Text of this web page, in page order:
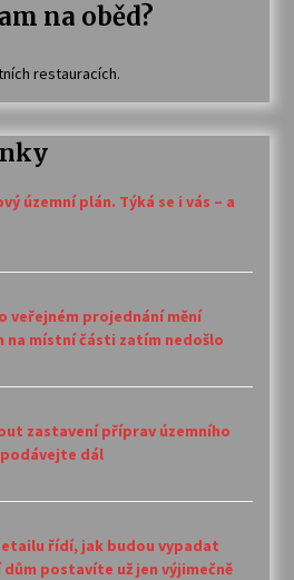
na oběd?
restauracích.
územní plán. Týká se i vás – a
veřejném projednání mění
na místní části zatím nedošlo
zastavení příprav územního
dál
řídí, jak budou vypadat
postavíte už jen výjimečně